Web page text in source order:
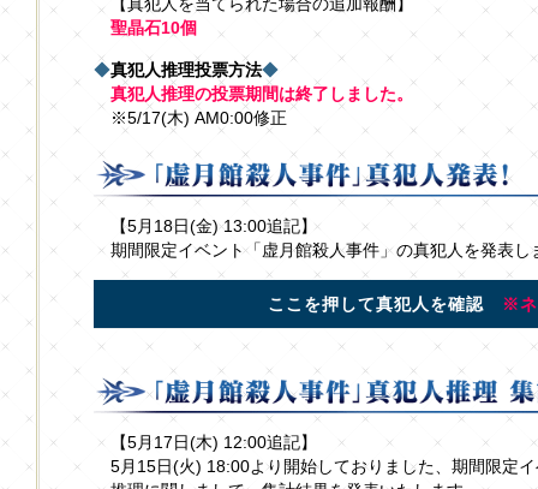
【真犯人を当てられた場合の追加報酬】
聖晶石10個
◆真犯人推理投票方法◆
真犯人推理の投票期間は終了しました。
※5/17(木) AM0:00修正
【5月18日(金) 13:00追記】
期間限定イベント「虚月館殺人事件」の真犯人を発表し
ここを押して真犯人を確認 ※ネ
【5月17日(木) 12:00追記】
5月15日(火) 18:00より開始しておりました、期間限定